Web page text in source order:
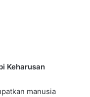
Keharusan
manusia